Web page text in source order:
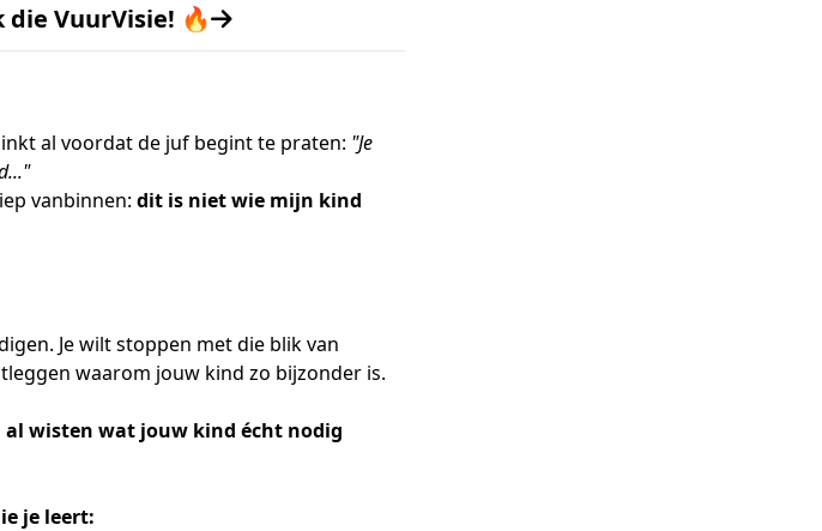
die VuurVisie! 🔥
al voordat de juf begint te praten: "Je
vanbinnen: dit is niet wie mijn kind
Je wilt stoppen met die blik van
waarom jouw kind zo bijzonder is.
al wisten wat jouw kind écht nodig
je leert: